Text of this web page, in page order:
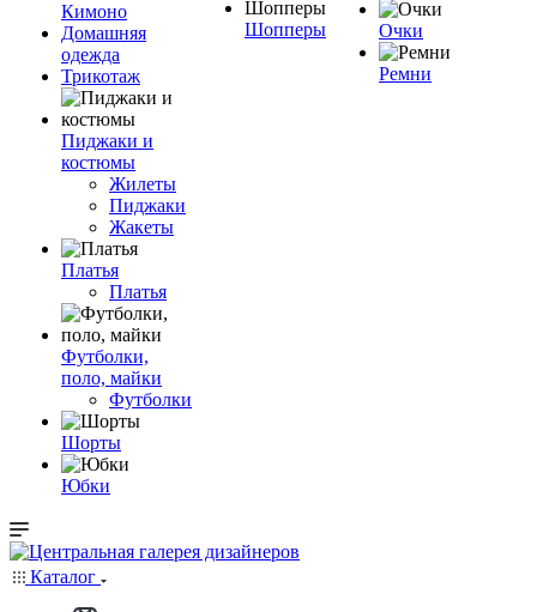
Кимоно
Домашняя
одежда
Трикотаж
Пиджаки и
костюмы
Жилеты
Пиджаки
Жакеты
Платья
Платья
Футболки,
поло, майки
Футболки
Шорты
Юбки
Шопперы Очки
Ремни
Каталог